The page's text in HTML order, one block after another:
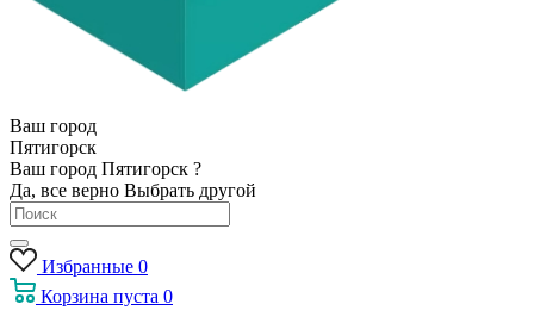
Ваш город
Пятигорск
Ваш город Пятигорск ?
Да, все верно Выбрать другой
Избранные 0
Корзина пуста 0